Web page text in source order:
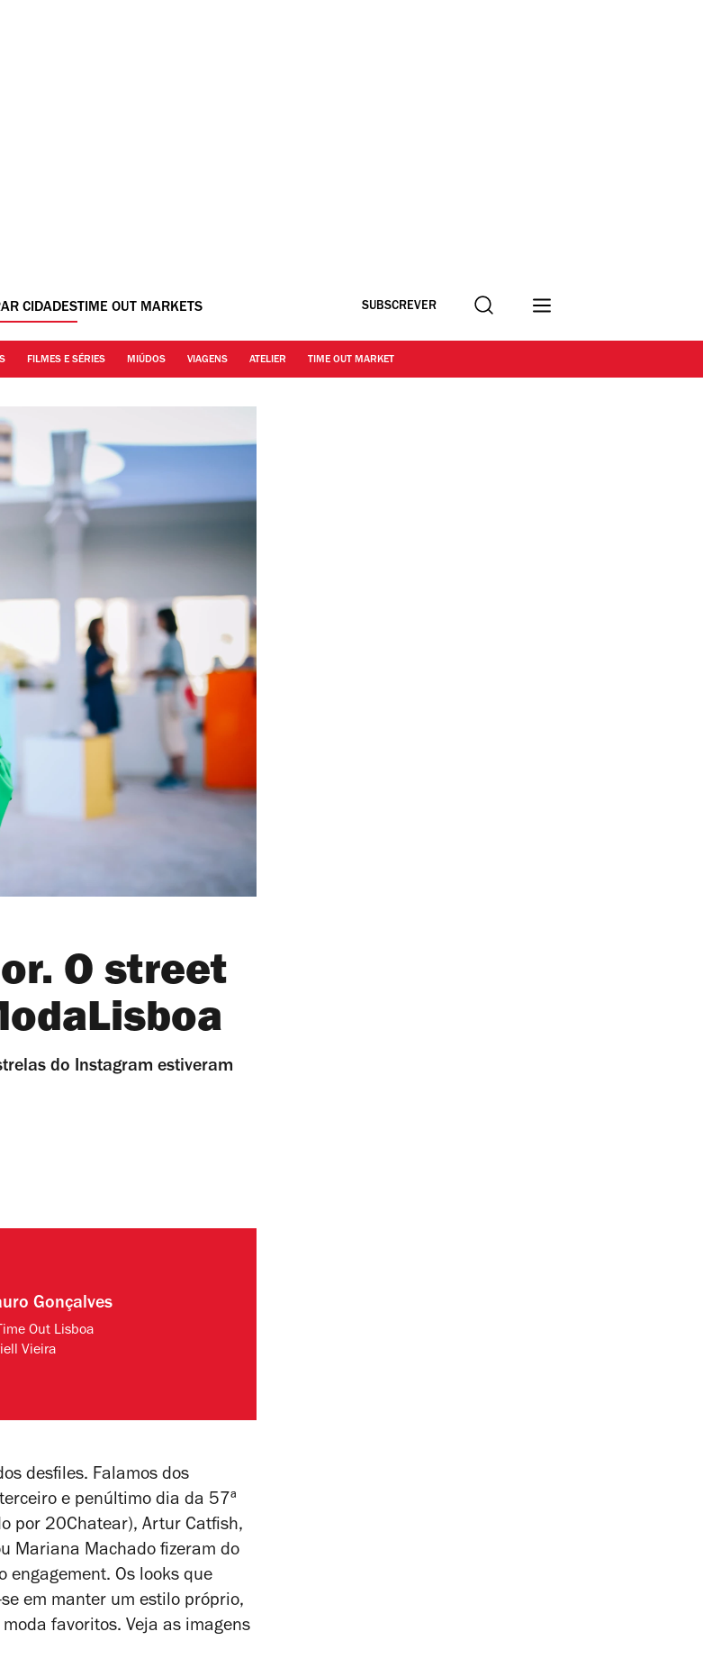
CIDADESTIME OUT MARKETS SUBSCREVER Procurar
FILMES E SÉRIES MIÚDOS VIAGENS ATELIER TIME OUT MARKET
O street
do Instagram estiveram
Gonçalves
Out Lisboa
Vieira
desfiles. Falamos dos
e penúltimo dia da 57ª
por 20Chatear), Artur Catfish,
Mariana Machado fizeram do
engagement. Os looks que
em manter um estilo próprio,
favoritos. Veja as imagens